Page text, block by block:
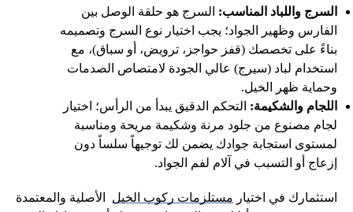
السرج واللباد المناسب: السرج هو حلقة الوصل بين
الفارس وظهير الجواد؛ يجب اختيار نوع السرج وتصميمه
بناءً على تخصصك (قفز حواجز، ترويض، أو سباق)، مع
استخدام لباد (سيرج) عالي الجودة لامتصاص الصدمات
وحماية ظهر الخيل.
اللجام والشكيمة: التحكم الدقيق يبدأ من الرأس؛ اختيار
لجام مصنوع من جلود مرنة وشكيمة مريحة ومناسبة
لمستوى استجابة جوادك يضمن لك توجيهاً سلساً دون
إزعاج أو التسبب في آلام لفم الجواد.
استثمارك في اختيار مستلزمات ركوب الخيل الأصلية والمعتمدة